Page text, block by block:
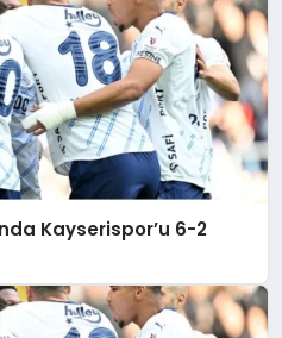
Kayserispor’u 6-2